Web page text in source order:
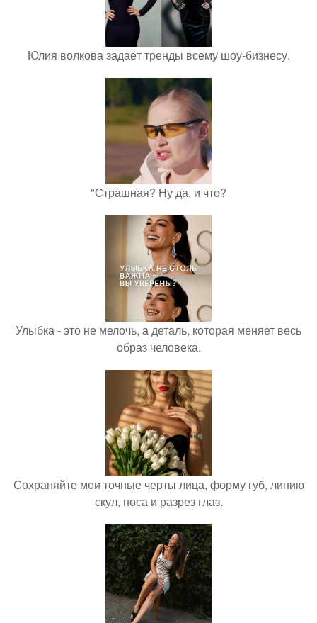
Юлия волкова задаёт тренды всему шоу-бизнесу.
"Страшная? Ну да, и что?
Улыбка - это не мелочь, а деталь, которая меняет весь
образ человека.
Сохраняйте мои точные черты лица, форму губ, линию
скул, носа и разрез глаз.